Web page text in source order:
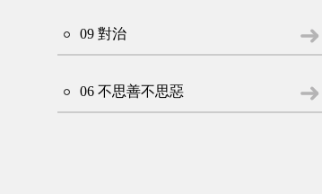
09 對治
06 不思善不思惡